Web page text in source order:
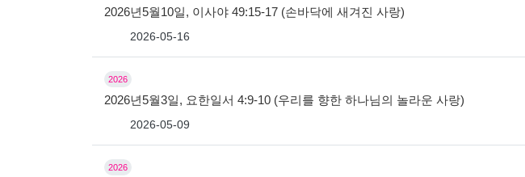
2026년5월10일, 이사야 49:15-17 (손바닥에 새겨진 사랑)
2026-05-16
2026
2026년5월3일, 요한일서 4:9-10 (우리를 향한 하나님의 놀라운 사랑)
2026-05-09
2026